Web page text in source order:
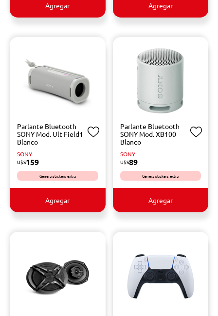
Agregar Agregar
Parlante Bluetooth
SONY Mod. Ult Field1
Blanco
SONY
U$S159
Genera stickers extra
Agregar
Parlante Bluetooth
SONY Mod. XB100
Blanco
SONY
U$S89
Genera stickers extra
Agregar